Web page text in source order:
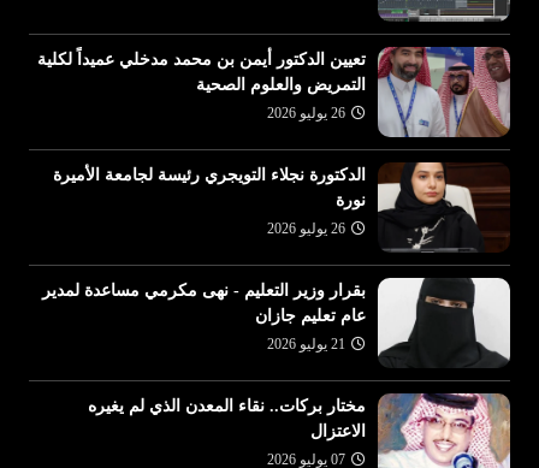
تعيين الدكتور أيمن بن محمد مدخلي عميداً لكلية
التمريض والعلوم الصحية
26 يوليو 2026
الدكتورة نجلاء التويجري رئيسة لجامعة الأميرة
نورة
26 يوليو 2026
بقرار وزير التعليم - نهى مكرمي مساعدة لمدير
عام تعليم جازان
21 يوليو 2026
مختار بركات.. نقاء المعدن الذي لم يغيره
الاعتزال
07 يوليو 2026